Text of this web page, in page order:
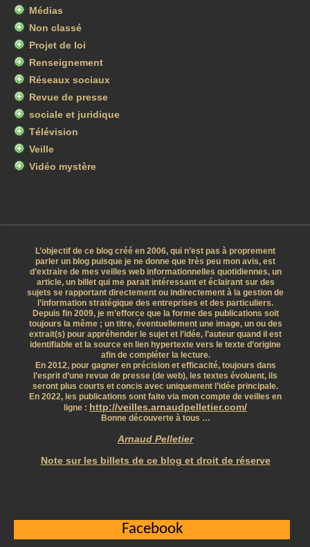
Médias
Non classé
Projet de loi
Renseignement
Réseaux sociaux
Revue de presse
sociale et juridique
Télévision
Veille
Vidéo mystère
L’objectif de ce blog créé en 2006, qui n’est pas à proprement
parler un blog puisque je ne donne que très peu mon avis, est
d’extraire de mes veilles web informationnelles quotidiennes, un
article, un billet qui me parait intéressant et éclairant sur des
sujets se rapportant directement ou indirectement à la gestion de
l’information stratégique des entreprises et des particuliers.
Depuis fin 2009, je m’efforce que la forme des publications soit
toujours la même ; un titre, éventuellement une image, un ou des
extrait(s) pour appréhender le sujet et l’idée, l’auteur quand il est
identifiable et la source en lien hypertexte vers le texte d’origine
afin de compléter la lecture.
En 2012, pour gagner en précision et efficacité, toujours dans
l’esprit d’une revue de presse (de web), les textes évoluent, ils
seront plus courts et concis avec uniquement l’idée principale.
En 2022, les publications sont faite via mon compte de veilles en
ligne : http://veilles.arnaudpelletier.com/
Bonne découverte à tous …
Arnaud Pelletier
Note sur les billets de ce blog et droit de réserve
Facebook